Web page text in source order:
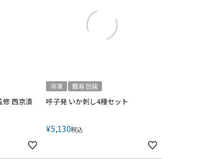
修 西京漬
冷凍 簡易包装
呼子発 いか刺し4種セット
¥5,130税込